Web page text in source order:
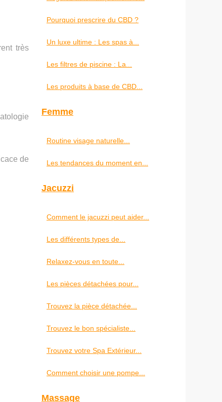
très
de
Pourquoi prescrire du CBD ?
Un luxe ultime : Les spas à...
Les filtres de piscine : La...
Les produits à base de CBD...
Femme
Routine visage naturelle...
Les tendances du moment en...
Jacuzzi
Comment le jacuzzi peut aider...
Les différents types de...
Relaxez-vous en toute...
Les pièces détachées pour...
Trouvez la pièce détachée...
Trouvez le bon spécialiste...
Trouvez votre Spa Extérieur...
Comment choisir une pompe...
Massage